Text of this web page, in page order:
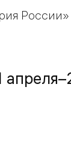
России»